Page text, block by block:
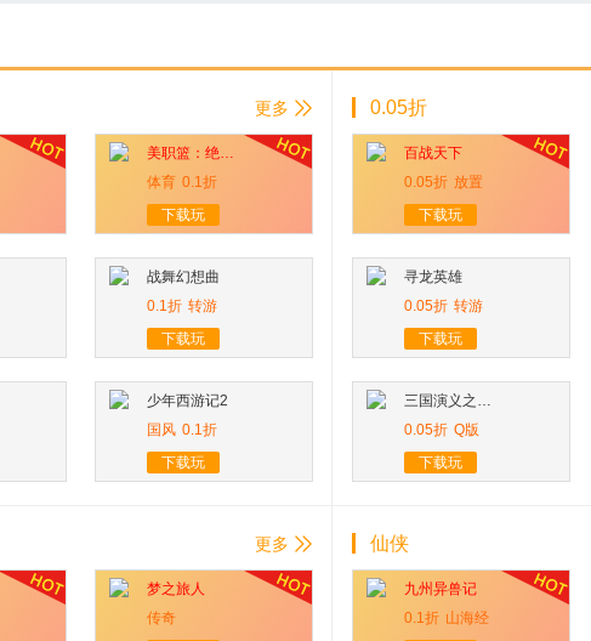
更多
美职篮：绝对巨星
体育 0.1折
下载玩
战舞幻想曲
0.1折 转游
下载玩
少年西游记2
国风 0.1折
下载玩
0.05折
百战天下
0.05折 放置
下载玩
寻龙英雄
0.05折 转游
下载玩
三国演义之天策
0.05折 Q版
下载玩
更多
梦之旅人
传奇
仙侠
九州异兽记
0.1折 山海经